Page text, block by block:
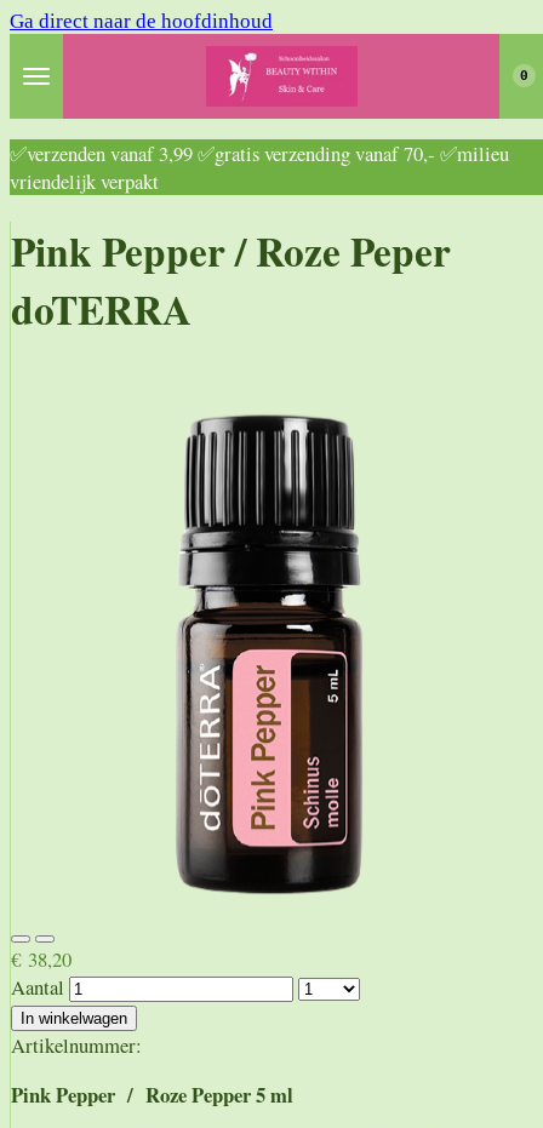
Ga direct naar de hoofdinhoud
0
✅verzenden vanaf 3,99 ✅gratis verzending vanaf 70,- ✅milieu
vriendelijk verpakt
Pink Pepper / Roze Peper
doTERRA
€ 38,20
Aantal
In winkelwagen
Artikelnummer:
Pink Pepper / Roze Pepper 5 ml